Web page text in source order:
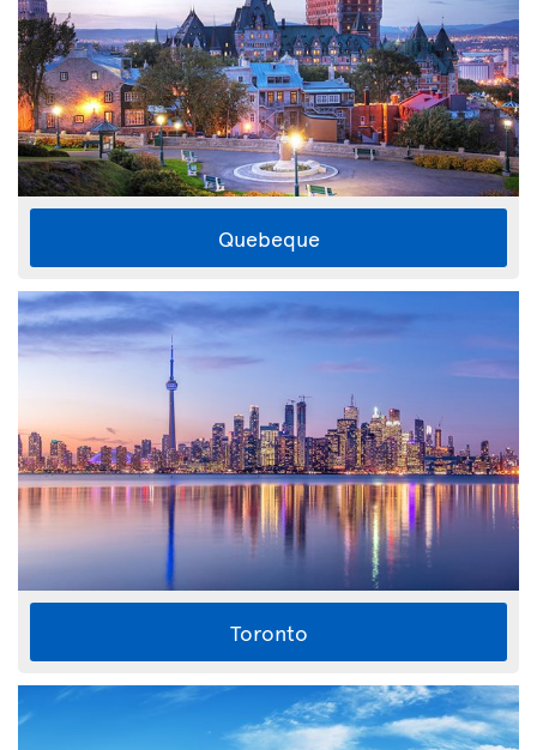
Quebeque
Toronto